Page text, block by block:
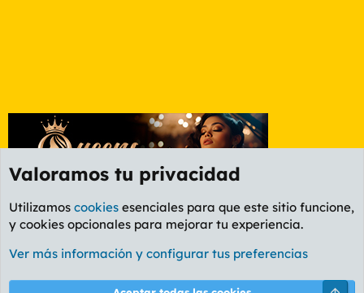
Etiquetas
Cookies
PL OLDSTYLE AMARILLO
Valoramos tu privacidad
Utilizamos cookies esenciales para que este sitio funcione,
y cookies opcionales para mejorar tu experiencia.
Ver más información y configurar tus preferencias